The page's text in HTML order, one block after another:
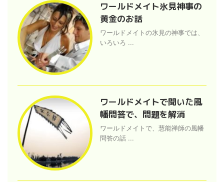
ワールドメイト氷見神事の
黄金のお話
ワールドメイトの氷見の神事では、
いろいろ ...
ワールドメイトで聞いた風
幡問答で、問題を解消
ワールドメイトで、慧能禅師の風幡
問答の話 ...